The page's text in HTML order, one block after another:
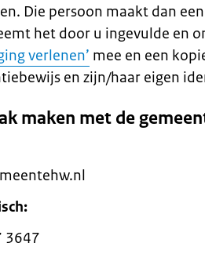
Die persoon maakt dan
het door u ingevulde en
verlenen’ mee en een
en zijn/haar eigen
maken met de
3647